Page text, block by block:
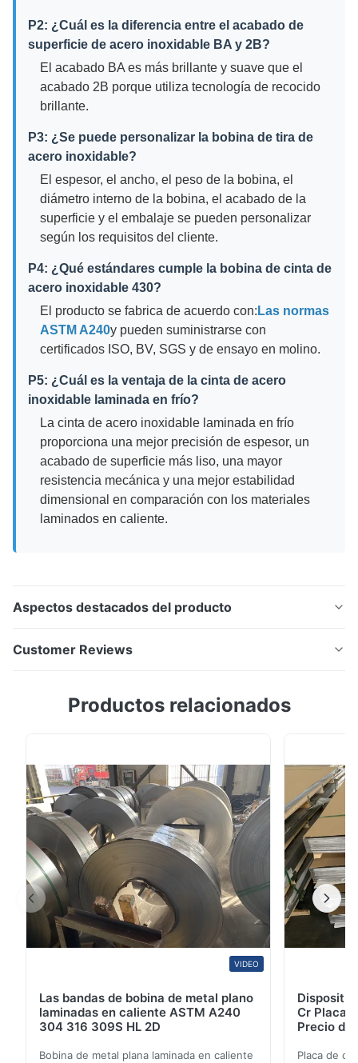
P2: ¿Cuál es la diferencia entre el acabado de
superficie de acero inoxidable BA y 2B?
El acabado BA es más brillante y suave que el
acabado 2B porque utiliza tecnología de recocido
brillante.
P3: ¿Se puede personalizar la bobina de tira de
acero inoxidable?
El espesor, el ancho, el peso de la bobina, el
diámetro interno de la bobina, el acabado de la
superficie y el embalaje se pueden personalizar
según los requisitos del cliente.
P4: ¿Qué estándares cumple la bobina de cinta de
acero inoxidable 430?
El producto se fabrica de acuerdo con: Las normas
ASTM A240y pueden suministrarse con
certificados ISO, BV, SGS y de ensayo en molino.
P5: ¿Cuál es la ventaja de la cinta de acero
inoxidable laminada en frío?
La cinta de acero inoxidable laminada en frío
proporciona una mejor precisión de espesor, un
acabado de superficie más liso, una mayor
resistencia mecánica y una mejor estabilidad
dimensional en comparación con los materiales
laminados en caliente.
Aspectos destacados del producto
acabado brillante Un producto de acero inoxidable
avanzada tecnología de laminación en frío y
Customer Reviews
5.0Based on 50 reviews recently
0
0
J James
Jan 13.2026
Excellent quality stainless steel coil. The material meets our
requirements with good surface finish, stable performance, and
reliable corrosion resistance. The supplier provided
professional service, accurate documents, and smooth
applications.
Michael
Productos relacionados
VIDEO
Las bandas de bobina de metal plano
laminadas en caliente ASTM A240
304 316 309S HL 2D
Bobina de metal plana laminada en caliente
Cr Placa
Precio de
Placa de